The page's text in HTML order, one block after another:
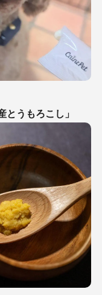
うもろこし」